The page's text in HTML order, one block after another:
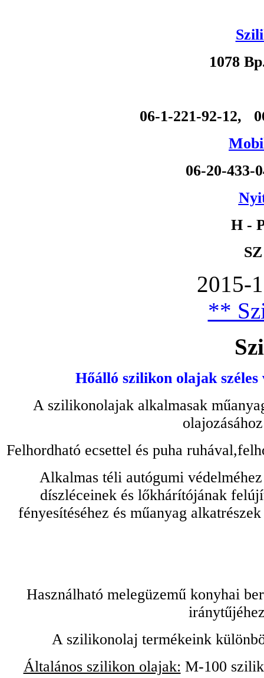
1078
06-1-221-92-12,
06-20-
H -
2015-
**
Hőálló szilikon olajak
A szilikonolajak alkalmasak
Felhordható ecsettel és puha
Alkalmas téli autógumi
díszléceinek és lőkhárítójának
fényesítéséhez és műanyag
Használható melegüzemű konyhai
A szilikonolaj termékeink
Általános szilikon olajak: M-100